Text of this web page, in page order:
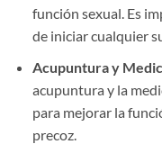
función sexual. Es
de iniciar cualquier
Acupuntura y
acupuntura y la
para mejorar la
precoz.